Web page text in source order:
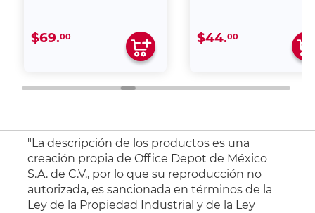
$69.00 $44.00
"La descripción de los productos es una
creación propia de Office Depot de México
S.A. de C.V., por lo que su reproducción no
autorizada, es sancionada en términos de la
Ley de la Propiedad Industrial y de la Ley